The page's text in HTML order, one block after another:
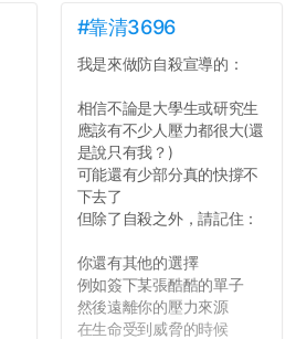
#靠清3696
我是來做防自殺宣導的：
相信不論是大學生或研究生
應該有不少人壓力都很大(還
是說只有我？)
可能還有少部分真的快撐不
下去了
但除了自殺之外，請記住：
你還有其他的選擇
例如簽下某張酷酷的單子
然後遠離你的壓力來源
在生命受到威脅的時候